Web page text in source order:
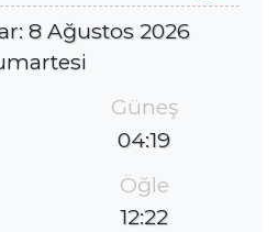
8 Ağustos 2026
Güneş
04:19
Öğle
12:22